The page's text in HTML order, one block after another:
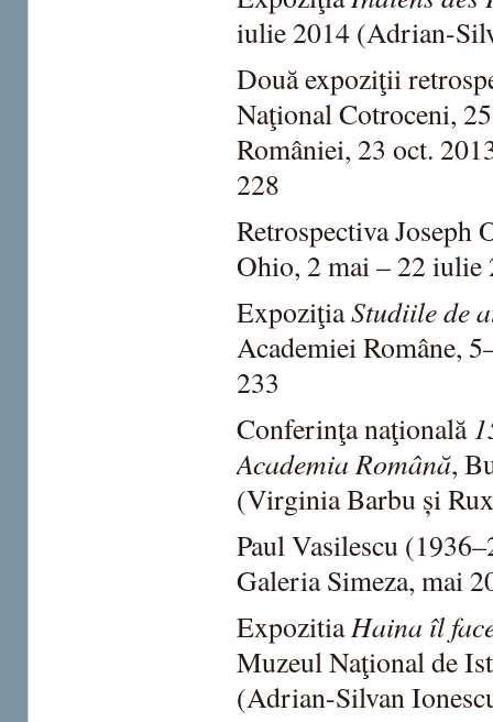
iulie 2014 (Adrian-
Două expoziţii
Naţional Cotroceni,
României, 23 oct.
228
Retrospectiva Joseph
Ohio, 2 mai – 22
ExpoziţiaStudiile de
Academiei Române,
233
Conferinţa naţională
Academia Română,
(Virginia Barbu și
Paul Vasilescu
Galeria Simeza, mai
ExpozitiaHaina îl
Muzeul Naţional de
(Adrian-Silvan